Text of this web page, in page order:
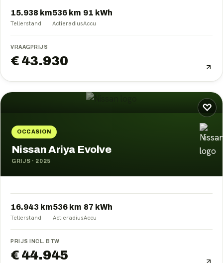
15.938 km
Tellerstand
536 km
Actieradius
91 kWh
Accu
VRAAGPRIJS
€ 43.930
♡
OCCASION
Nissan Ariya Evolve
GRIJS · 2025
16.943 km
Tellerstand
536 km
Actieradius
87 kWh
Accu
PRIJS INCL. BTW
€ 44.945